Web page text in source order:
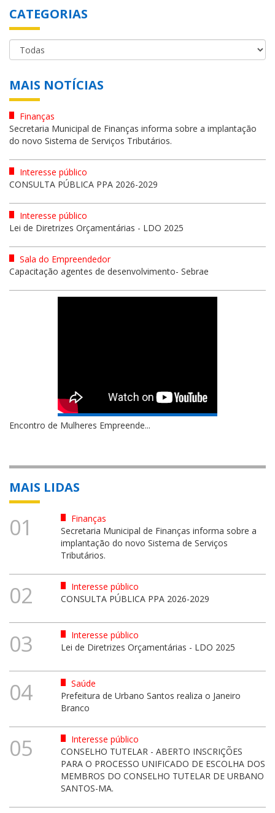
CATEGORIAS
MAIS NOTÍCIAS
Finanças
Secretaria Municipal de Finanças informa sobre a implantação
do novo Sistema de Serviços Tributários.
Interesse público
CONSULTA PÚBLICA PPA 2026-2029
Interesse público
Lei de Diretrizes Orçamentárias - LDO 2025
Sala do Empreendedor
Capacitação agentes de desenvolvimento- Sebrae
Encontro de Mulheres Empreende...
MAIS LIDAS
01
Finanças
Secretaria Municipal de Finanças informa sobre a
implantação do novo Sistema de Serviços
Tributários.
02
Interesse público
CONSULTA PÚBLICA PPA 2026-2029
03
Interesse público
Lei de Diretrizes Orçamentárias - LDO 2025
04
Saúde
Prefeitura de Urbano Santos realiza o Janeiro
Branco
05
Interesse público
CONSELHO TUTELAR - ABERTO INSCRIÇÕES
PARA O PROCESSO UNIFICADO DE ESCOLHA DOS
MEMBROS DO CONSELHO TUTELAR DE URBANO
SANTOS-MA.